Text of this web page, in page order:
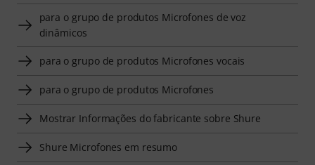
para o grupo de produtos Microfones de voz
dinâmicos
para o grupo de produtos Microfones vocais
para o grupo de produtos Microfones
Mostrar Informações do fabricante sobre Shure
Shure Microfones em resumo